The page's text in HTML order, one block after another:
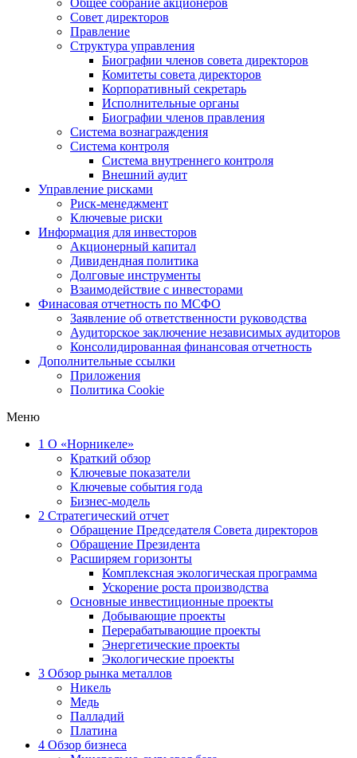
Общее собрание акционеров
Совет директоров
Правление
Структура управления
Биографии членов совета директоров
Комитеты совета директоров
Корпоративный секретарь
Исполнительные органы
Биографии членов правления
Система вознаграждения
Система контроля
Система внутреннего контроля
Внешний аудит
Управление рисками
Риск-менеджмент
Ключевые риски
Информация для инвесторов
Акционерный капитал
Дивидендная политика
Долговые инструменты
Взаимодействие с инвеcторами
Финасовая отчетность по МСФО
Заявление об ответственности руководства
Аудиторское заключение независимых аудиторов
Консолидированная финансовая отчетность
Дополнительные ссылки
Приложения
Политика Cookie
Меню
1 О «Норникеле»
Краткий обзор
Ключевые показатели
Ключевые события года
Бизнес-модель
2 Стратегический отчет
Обращение Председателя Совета директоров
Обращение Президента
Расширяем горизонты
Комплексная экологическая программа
Ускорение роста производства
Основные инвестиционные проекты
Добывающие проекты
Перерабатывающие проекты
Энергетические проекты
Экологические проекты
3 Обзор рынка металлов
Никель
Медь
Палладий
Платина
4 Обзор бизнеса